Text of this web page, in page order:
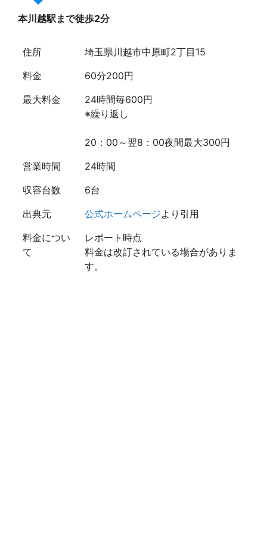
本川越駅まで徒歩2分
住所
埼玉県川越市中原町2丁目15
料金
60分200円
最大料金
24時間毎600円
※繰り返し
20：00～翌8：00夜間最大300円
営業時間
24時間
収容台数
6台
出典元
公式ホームページより引用
料金につい
て
レポート時点
料金は改訂されている場合がありま
す。